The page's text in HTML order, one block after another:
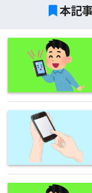
本記